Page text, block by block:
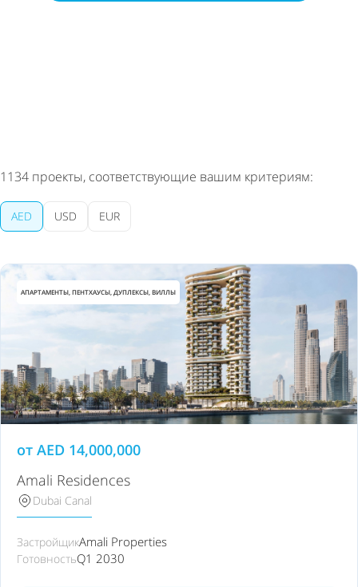
1134 проекты, соответствующие вашим критериям:
AED USD EUR
АПАРТАМЕНТЫ, ПЕНТХАУСЫ, ДУПЛЕКСЫ, ВИЛЛЫ
от AED 14,000,000
Amali Residences
Dubai Canal
ЗастройщикAmali Properties
ГотовностьQ1 2030